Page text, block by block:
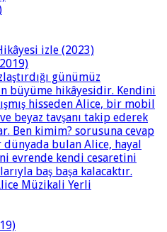
izle (2023)
günümüz
büyüme hikâyesidir. Kendini
hisseden Alice, bir mobil
beyaz tavşanı takip ederek
Ben kimim? sorusuna cevap
bulan Alice, hayal
evrende kendi cesaretini
baş başa kalacaktır.
Müzikali Yerli